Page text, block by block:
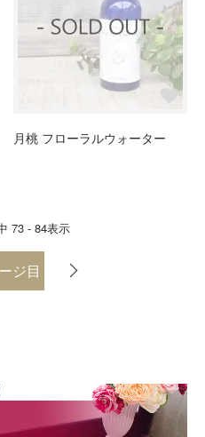
月桃 フローラルウォーター
73 - 84表示
ジ目